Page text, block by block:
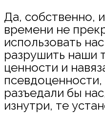
Да, собственно,
времени не
использовать
разрушить наши
ценности и
разъедали бы
изнутри, те